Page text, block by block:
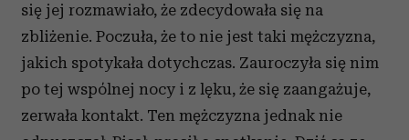
się jej rozmawiało, że zdecydowała się na
zbliżenie. Poczuła, że to nie jest taki mężczyzna,
jakich spotykała dotychczas. Zauroczyła się nim
po tej wspólnej nocy i z lęku, że się zaangażuje,
zerwała kontakt. Ten mężczyzna jednak nie